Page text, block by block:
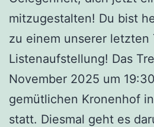
mitzugestalten! Du bist
zu einem unserer letzten
Listenaufstellung! Das
November 2025 um
gemütlichen Kronenhof
statt. Diesmal geht es